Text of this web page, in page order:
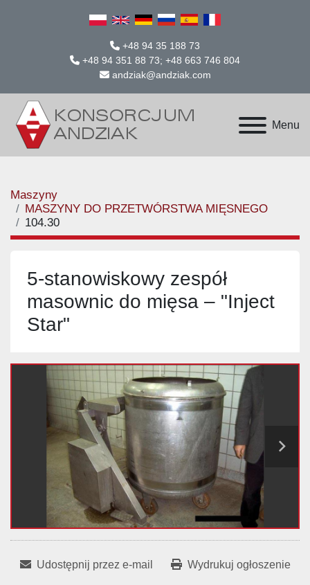
+48 94 35 188 73
+48 94 351 88 73; +48 663 746 804
andziak@andziak.com
Menu
Maszyny
MASZYNY DO PRZETWÓRSTWA MIĘSNEGO
104.30
5-stanowiskowy zespół
masownic do mięsa – "Inject
Star"
Udostępnij przez e-mail Wydrukuj ogłoszenie